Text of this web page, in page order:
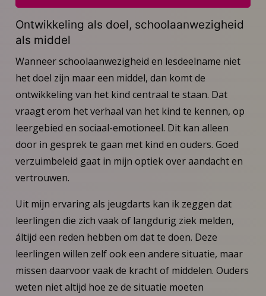
Ontwikkeling als doel, schoolaanwezigheid
als middel
Wanneer schoolaanwezigheid en lesdeelname niet
het doel zijn maar een middel, dan komt de
ontwikkeling van het kind centraal te staan. Dat
vraagt erom het verhaal van het kind te kennen, op
leergebied en sociaal-emotioneel. Dit kan alleen
door in gesprek te gaan met kind en ouders. Goed
verzuimbeleid gaat in mijn optiek over aandacht en
vertrouwen.
Uit mijn ervaring als jeugdarts kan ik zeggen dat
leerlingen die zich vaak of langdurig ziek melden,
áltijd een reden hebben om dat te doen. Deze
leerlingen willen zelf ook een andere situatie, maar
missen daarvoor vaak de kracht of middelen. Ouders
weten niet altijd hoe ze de situatie moeten